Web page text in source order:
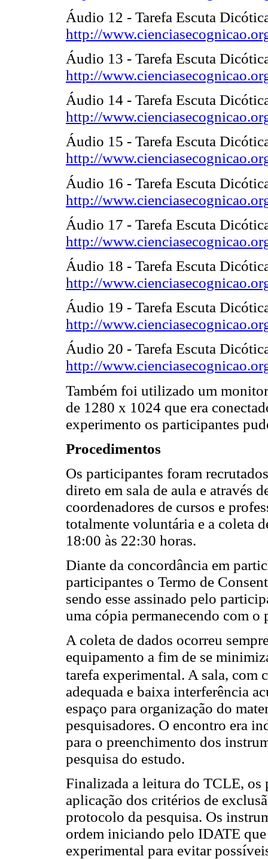
Áudio 12 - Tarefa Escuta
http://
Áudio 13 - Tarefa Escuta
http://
Áudio 14 - Tarefa Escuta
http://
Áudio 15 - Tarefa Escuta
http://
Áudio 16 - Tarefa Escuta
http://
Áudio 17 - Tarefa Escuta
http://
Áudio 18 - Tarefa Escuta
http://
Áudio 19 - Tarefa Escuta
http://
Áudio 20 - Tarefa Escuta
http://
Também foi utilizado um
de 1280 x 1024 que era
experimento os participantes
Procedimentos
Os participantes foram
direto em sala de aula e através
coordenadores de cursos e
totalmente voluntária e a coleta
18:00 às 22:30 horas.
Diante da concordância em
participantes o Termo de
sendo esse assinado pelo
uma cópia permanecendo com
A coleta de dados ocorreu
equipamento a fim de se
tarefa experimental. A sala, com
adequada e baixa interferência
espaço para organização do
pesquisadores. O encontro era
para o preenchimento dos
pesquisa do estudo.
Finalizada a leitura do TCLE, os
aplicação dos critérios de
protocolo da pesquisa. Os
ordem iniciando pelo IDATE
experimental para evitar